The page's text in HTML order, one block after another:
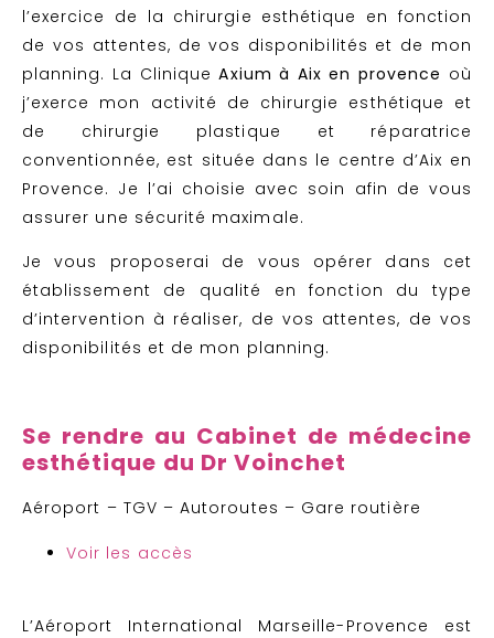
l’exercice de la chirurgie esthétique en fonction
de vos attentes, de vos disponibilités et de mon
planning. La CliniqueAxium à Aix en provence où
j’exerce mon activité de chirurgie esthétique et
de chirurgie plastique et réparatrice
conventionnée, est située dans le centre d’Aix en
Provence. Je l’ai choisie avec soin afin de vous
assurer une sécurité maximale.
Je vous proposerai de vous opérer dans cet
établissement de qualité en fonction du type
d’intervention à réaliser, de vos attentes, de vos
disponibilités et de mon planning.
Se rendre au Cabinet de médecine
esthétique du Dr Voinchet
Aéroport – TGV – Autoroutes – Gare routière
Voir les accès
L’Aéroport International Marseille-Provence est